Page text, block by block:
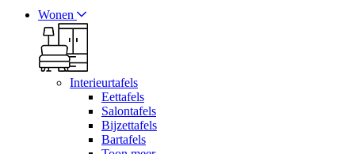
Wonen
Interieurtafels
Eettafels
Salontafels
Bijzettafels
Bartafels